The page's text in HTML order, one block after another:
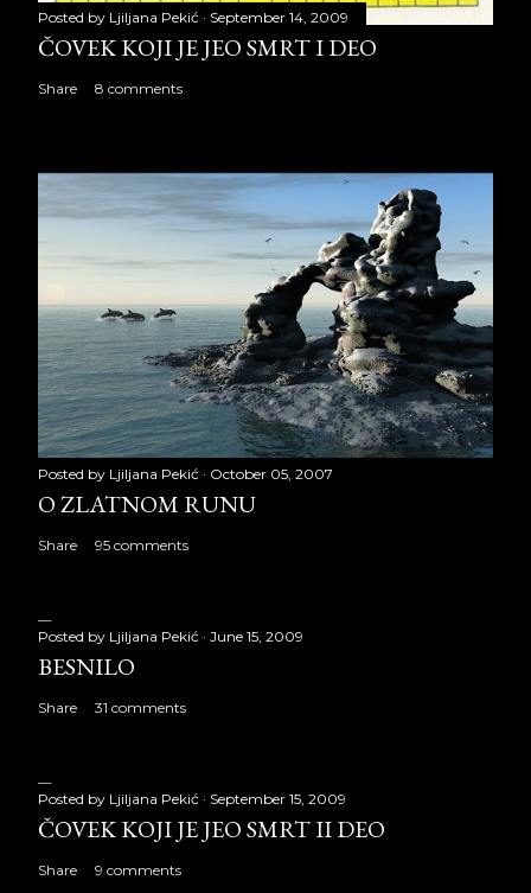
Posted by Ljiljana Pekić September 14, 2009
ČOVEK KOJI JE JEO SMRT I DEO
Share 8 comments
Posted by Ljiljana Pekić October 05, 2007
O ZLATNOM RUNU
Share 95 comments
Posted by Ljiljana Pekić June 15, 2009
BESNILO
Share 31 comments
Posted by Ljiljana Pekić September 15, 2009
ČOVEK KOJI JE JEO SMRT II DEO
Share 9 comments